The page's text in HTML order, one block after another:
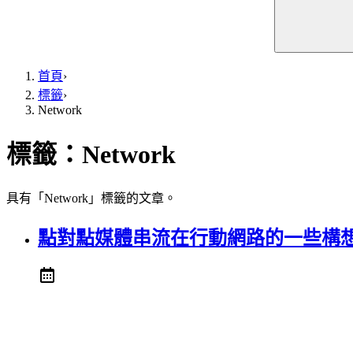
首頁›
標籤›
Network
標籤： Network
具有「Network」標籤的文章。
點對點媒體串流在行動網路的一些構